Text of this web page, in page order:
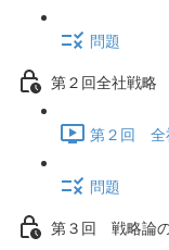
問題
第２回全社戦
第２回 全
問題
第３回 戦略論